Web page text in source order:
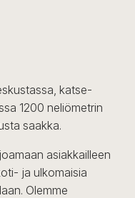
katse-
1200 neliömetrin
saakka.
asiakkailleen
ja ulkomaisia
Olemme